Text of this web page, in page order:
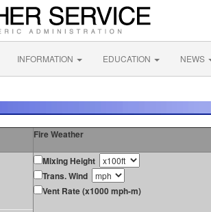
INFORMATION EDUCATION NEWS
Fire Weather
Mixing Height
Trans. Wind
Vent Rate (x1000 mph-m)